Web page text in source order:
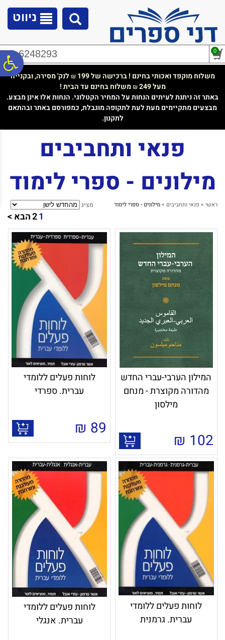
נגישות
ניווט
02-6248293 0
משלוח מוקפד ואכותי בחינם ! ברכישה של 199 ₪ לנק' מסירה, ובקנייה
מעל 249
₪משלוח בחינם עד הבית !
באתר זה ניתנת לעיתים הנחות על המחיר הקטלוגי. הנחות אלו אינן מבצע.
מבצעים מתקיימים מעת לעת לתקופה מוגבלת, כמפורסם באתר ובהתאם
לתקנון.
פנאי ותחביבים
מילונים - ספרי לימוד
ראשי > פנאי ותחביבים >מילונים - ספרי לימוד מציג
1
2הבא >
המילון הערבי-עברי החדש
מהדורה מקוצרת - מנחם
מילסון
102
₪
לוחות פעלים ללומדי
עברית. ספרדי
89
₪
לוחות פעלים ללומדי
עברית. גרמנית
לוחות פעלים ללומדי
עברית. אנגלי